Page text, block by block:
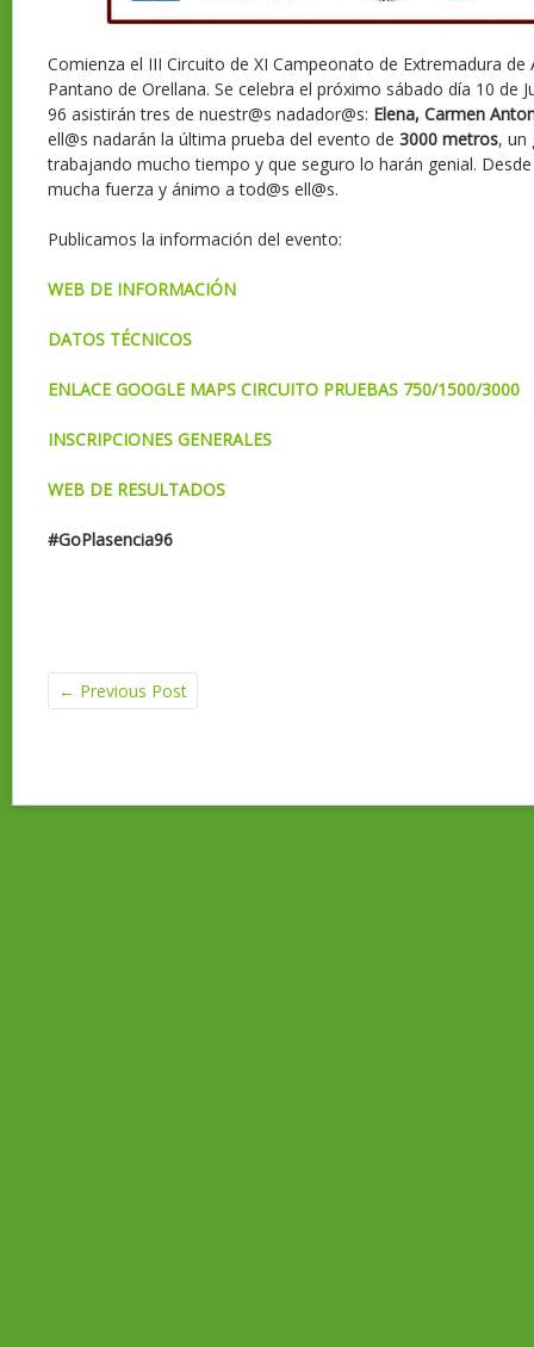
Comienza el III Circuito de XI Campeonato de Extremadura de
Pantano de Orellana. Se celebra el próximo sábado día 10 de
96 asistirán tres de nuestr@s nadador@s: Elena, Carmen
ell@s nadarán la última prueba del evento de 3000 metros, un
trabajando mucho tiempo y que seguro lo harán genial.
mucha fuerza y ánimo a tod@s ell@s.
Publicamos la información del evento:
WEB DE INFORMACIÓN
DATOS TÉCNICOS
ENLACE GOOGLE MAPS CIRCUITO PRUEBAS 750/1500/3000
INSCRIPCIONES GENERALES
WEB DE RESULTADOS
#GoPlasencia96
← Previous Post